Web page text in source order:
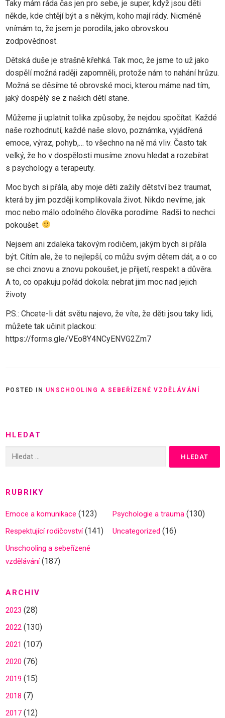
Taky mám ráda čas jen pro sebe, je super, když jsou děti
někde, kde chtějí být a s někým, koho mají rády. Nicméně
vnímám to, že jsem je porodila, jako obrovskou
zodpovědnost.
Dětská duše je strašně křehká. Tak moc, že jsme to už jako
dospělí možná raději zapomněli, protože nám to nahání hrůzu.
Možná se děsíme té obrovské moci, kterou máme nad tím,
jaký dospělý se z našich dětí stane.
Můžeme ji uplatnit tolika způsoby, že nejdou spočítat. Každé
naše rozhodnutí, každé naše slovo, poznámka, vyjádřená
emoce, výraz, pohyb,… to všechno na ně má vliv. Často tak
velký, že ho v dospělosti musíme znovu hledat a rozebírat
s psychology a terapeuty.
Moc bych si přála, aby moje děti zažily dětství bez traumat,
která by jim později komplikovala život. Nikdo nevíme, jak
moc nebo málo odolného člověka porodíme. Radši to nechci
pokoušet.
Nejsem ani zdaleka takovým rodičem, jakým bych si přála
být. Cítím ale, že to nejlepší, co můžu svým dětem dát, a o co
se chci znovu a znovu pokoušet, je přijetí, respekt a důvěra.
A to, co opakuju pořád dokola: nebrat jim moc nad jejich
životy.
P.S.: Chcete-li dát světu najevo, že víte, že děti jsou taky lidi,
můžete tak učinit plackou:
https://forms.gle/VEo8Y4NCyENVG2Zm7
POSTED IN UNSCHOOLING A SEBEŘÍZENÉ VZDĚLÁVÁNÍ
HLEDAT
Vyhledávání
RUBRIKY
Emoce a komunikace (123) Psychologie a trauma (130)
Respektující rodičovství(141) Uncategorized (16)
Unschooling a sebeřízené
vzdělávání(187)
ARCHIV
2023 (28)
2022(130)
2021 (107)
2020 (76)
2019 (15)
2018 (7)
2017(12)